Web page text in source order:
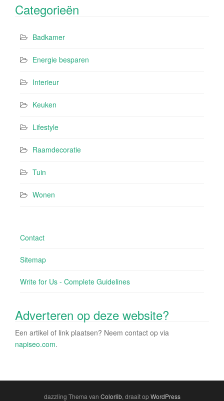
Categorieën
Badkamer
Energie besparen
Interieur
Keuken
Lifestyle
Raamdecoratie
Tuin
Wonen
Contact
Sitemap
Write for Us - Complete Guidelines
Adverteren op deze website?
Een artikel of link plaatsen? Neem contact op via
napiseo.com.
dazzling Thema van Colorlib, draait opWordPress